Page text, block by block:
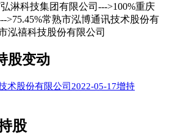
淋科技集团有限公司--->100%重庆
>75.45%常熟市泓博通讯技术股份有
泓禧科技股份有限公司
股变动
术股份有限公司2022-05-17增持
股